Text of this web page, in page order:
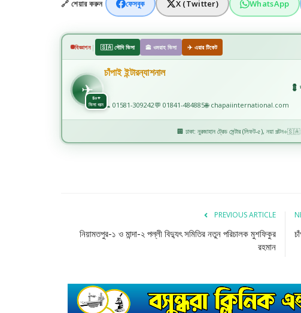
🔗 শেয়ার করুন ফেসবুক X (Twitter) WhatsApp
বিজ্ঞাপন | 🇸🇦 সৌদি ভিসা 🕋 ওমরাহ ভিসা ✈️ এয়ার টিকেট
✈৪০+
ভিসা ধরন
চাঁপাই ইন্টারন্যাশনাল
💈
📞 01581-309242💬 01841-484885🌐 chapaiinternational.com
🏢 ঢাকা: নুরজাহান ট্রেড সেন্টার (লিফট-৫), নয়া পল্টন◆🇸🇦
PREVIOUS ARTICLE
নিয়ামতপুর-১ ও মান্দা-২ পল্লী বিদ্যুৎ সমিতির নতুন পরিচালক মুশফিকুর
রহমান